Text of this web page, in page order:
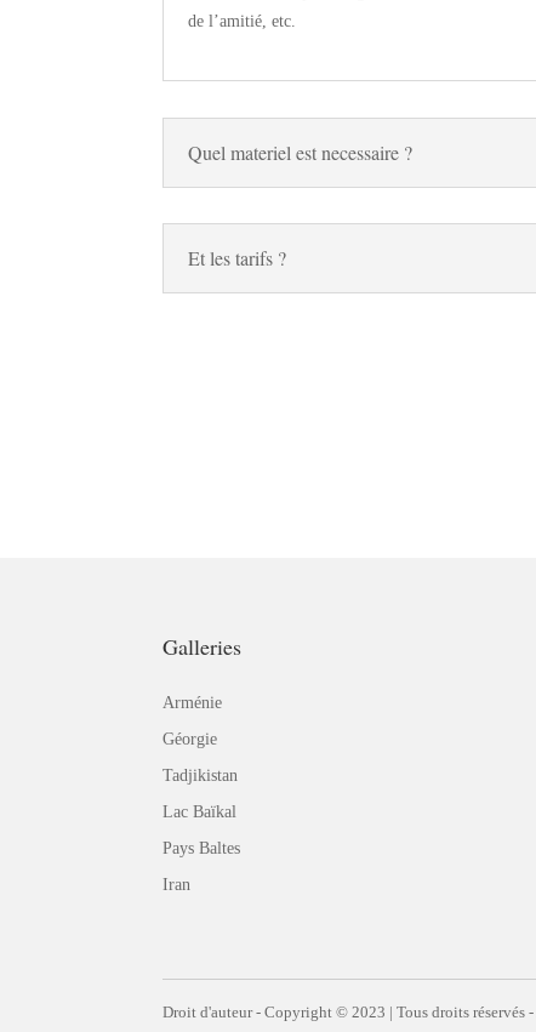
de l’amitié, etc.
Quel materiel est necessaire ?
Et les tarifs ?
Galleries
Arménie
Géorgie
Tadjikistan
Lac Baïkal
Pays Baltes
Iran
Droit d'auteur - Copyright © 2023 | Tous droits réservés